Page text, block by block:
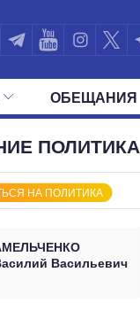
ОБЕЩАНИЯ
ПОЛИТИКА
НА ПОЛИТИКА
Васильевич